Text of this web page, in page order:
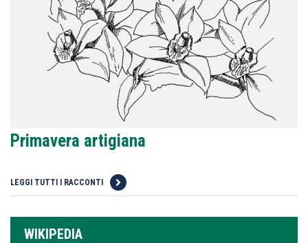
Primavera artigiana
LEGGI TUTTI I RACCONTI
WIKIPEDIA